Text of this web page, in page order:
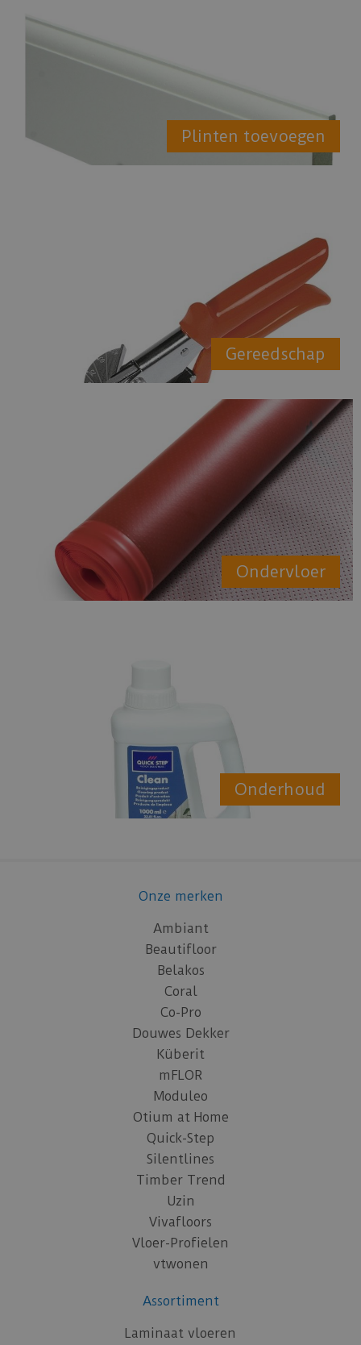
Plinten toevoegen
Gereedschap
Ondervloer
Onderhoud
Onze merken
Ambiant
Beautifloor
Belakos
Coral
Co-Pro
Douwes Dekker
Küberit
mFLOR
Moduleo
Otium at Home
Quick-Step
Silentlines
Timber Trend
Uzin
Vivafloors
Vloer-Profielen
vtwonen
Assortiment
Laminaat vloeren